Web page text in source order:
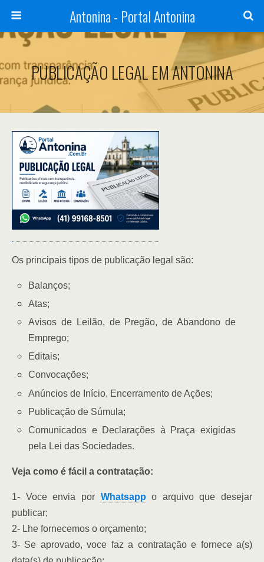
Antonina - Portal Antonina
PUBLICAÇÃO LEGAL EM ANTONINA
Os principais tipos de publicação legal são:
Balanços;
Atas;
Avisos de Leilão, de Pregão, de Abandono de
Emprego;
Editais;
Convocações;
Anúncios de Início, Encerramento de Ações;
Publicação de Súmula;
Comunicados e Declarações à Praça exigidas
pela Lei das Sociedades.
Veja como é fácil a contratação:
1- Voce envia por Whatsapp o arquivo que desejar
publicar;
2- Lhe fornecemos o orçamento;
3- Se aprovado, voce faz a contratação e fornece a(s)